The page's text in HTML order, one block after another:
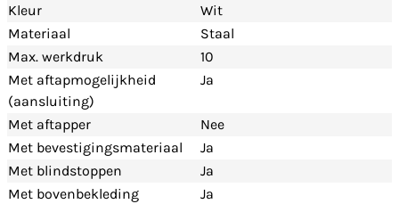
Kleur
Wit
Materiaal
Staal
Max. werkdruk
10
Met aftapmogelijkheid
(aansluiting)
Ja
Met aftapper
Nee
Met bevestigingsmateriaal
Ja
Met blindstoppen
Ja
Met bovenbekleding
Ja